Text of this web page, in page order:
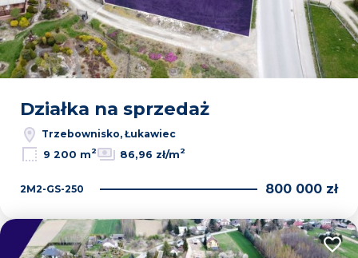
Działka na sprzedaż
Trzebownisko, Łukawiec
9 200 m2 86,96 zł/m2
2M2-GS-250 800 000 zł